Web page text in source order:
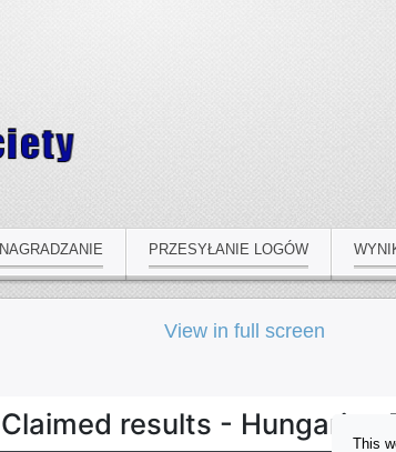
NAGRADZANIE PRZESYŁANIE LOGÓW
View in full screen